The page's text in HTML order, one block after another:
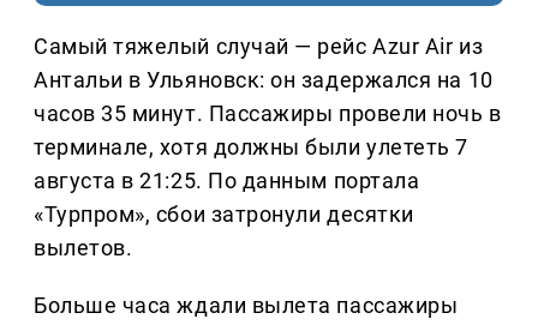
Самый тяжелый случай — рейс Azur Air из
Антальи в Ульяновск: он задержался на 10
часов 35 минут. Пассажиры провели ночь в
терминале, хотя должны были улететь 7
августа в 21:25. По данным портала
«Турпром», сбои затронули десятки
вылетов.
Больше часа ждали вылета пассажиры